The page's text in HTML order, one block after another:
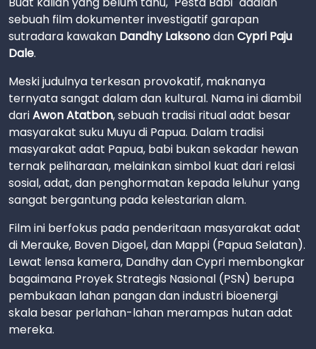
sebuah film dokumenter investigatif garapan
sutradara kawakan Dandhy LaksonodanCypri Paju
Dale.
Meski judulnya terkesan provokatif, maknanya
ternyata sangat dalam dan kultural. Nama ini diambil
dariAwon Atatbon, sebuah tradisi ritual adat besar
masyarakat suku Muyu di Papua. Dalam tradisi
masyarakat adat Papua, babi bukan sekadar hewan
ternak peliharaan, melainkan simbol kuat dari relasi
sosial, adat, dan penghormatan kepada leluhur yang
sangat bergantung pada kelestarian alam.
Film ini berfokus pada penderitaan masyarakat adat
di Merauke, Boven Digoel, dan Mappi (Papua Selatan).
Lewat lensa kamera, Dandhy dan Cypri membongkar
bagaimana Proyek Strategis Nasional (PSN) berupa
pembukaan lahan pangan dan industri bioenergi
skala besar perlahan-lahan merampas hutan adat
mereka.